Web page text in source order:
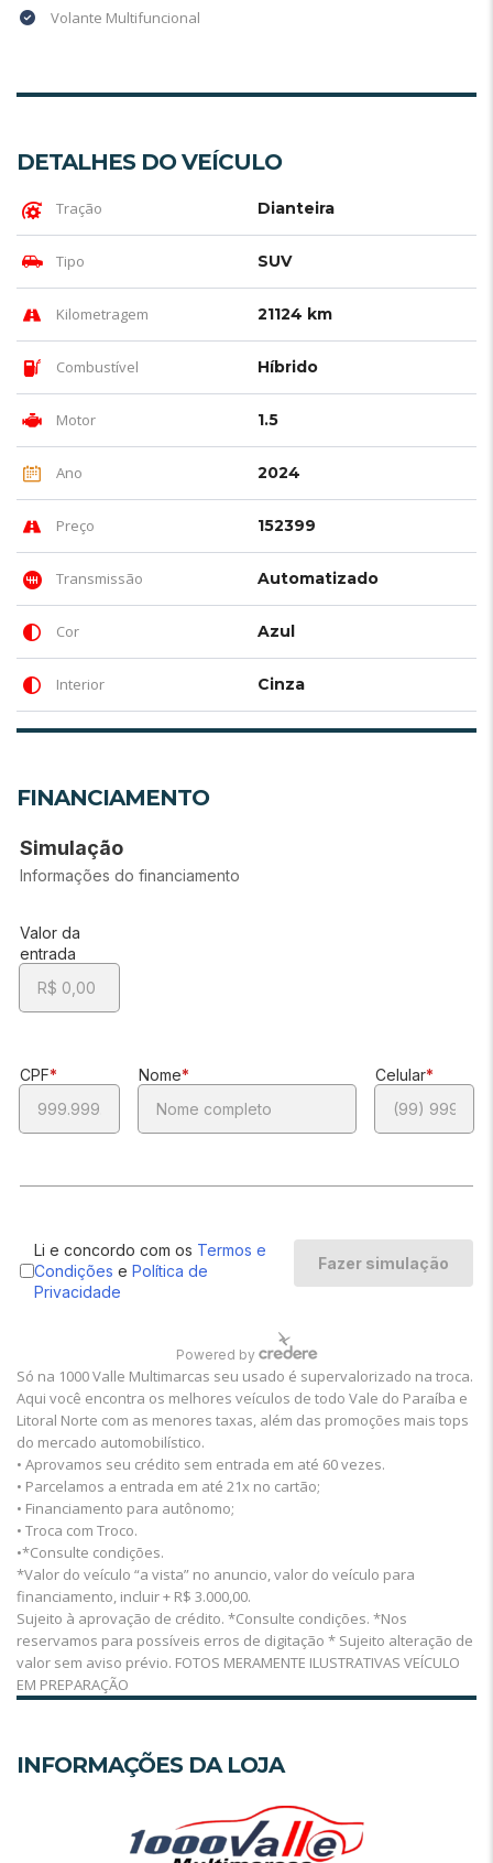
Volante Multifuncional
DETALHES DO VEÍCULO
Tração Dianteira
Tipo SUV
Kilometragem 21124 km
Combustível Híbrido
Motor 1.5
Ano 2024
Preço 152399
Transmissão Automatizado
Cor Azul
Interior Cinza
FINANCIAMENTO
Só na 1000 Valle Multimarcas seu usado é supervalorizado na troca.
Aqui você encontra os melhores veículos de todo Vale do Paraíba e
Litoral Norte com as menores taxas, além das promoções mais tops
do mercado automobilístico.
• Aprovamos seu crédito sem entrada em até 60 vezes.
• Parcelamos a entrada em até 21x no cartão;
• Financiamento para autônomo;
• Troca com Troco.
•*Consulte condições.
*Valor do veículo “a vista” no anuncio, valor do veículo para
financiamento, incluir + R$ 3.000,00.
Sujeito à aprovação de crédito. *Consulte condições. *Nos
reservamos para possíveis erros de digitação * Sujeito alteração de
valor sem aviso prévio. FOTOS MERAMENTE ILUSTRATIVAS VEÍCULO
EM PREPARAÇÃO
INFORMAÇÕES DA LOJA